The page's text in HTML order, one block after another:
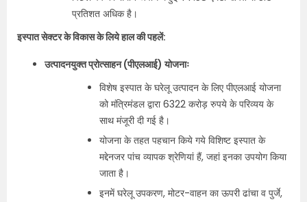
प्रतिशत अधिक है।
इस्पात सेक्टर के विकास के लिये हाल की पहलें:
उत्पादनयुक्त प्रोत्साहन (पीएलआई) योजनाः
विशेष इस्पात के घरेलू उत्पादन के लिए पीएलआई योजना
को मंत्रिमंडल द्वारा 6322 करोड़ रुपये के परिव्यय के
साथ मंजूरी दी गई है।
योजना के तहत पहचान किये गये विशिष्ट इस्पात के
मद्देनजर पांच व्यापक श्रेणियां हैं, जहां इनका उपयोग किया
जाता है।
इनमें घरेलू उपकरण, मोटर-वाहन का ऊपरी ढांचा व पुर्जे,